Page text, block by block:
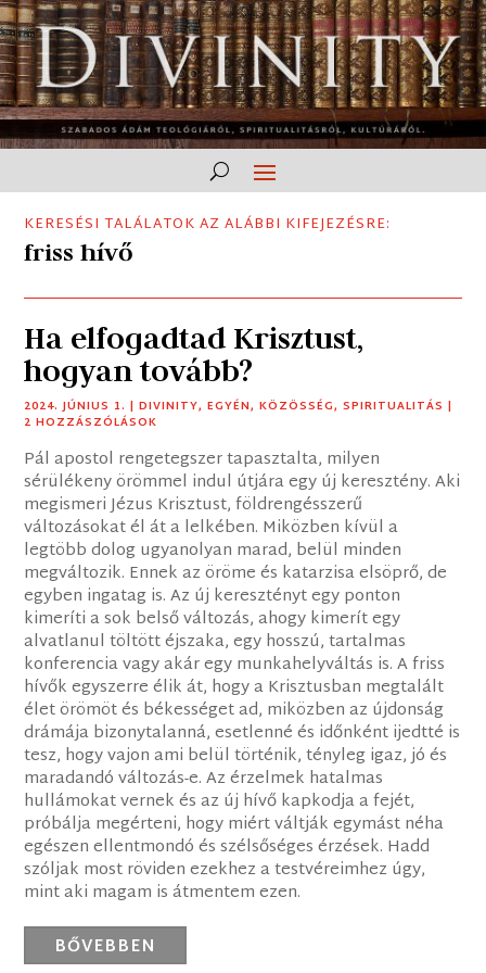
KERESÉSI TALÁLATOK AZ ALÁBBI KIFEJEZÉSRE:
friss hívő
Ha elfogadtad Krisztust,
hogyan tovább?
2024. JÚNIUS 1. |DIVINITY,EGYÉN,KÖZÖSSÉG,SPIRITUALITÁS |
2 HOZZÁSZÓLÁSOK
Pál apostol rengetegszer tapasztalta, milyen
sérülékeny örömmel indul útjára egy új keresztény. Aki
megismeri Jézus Krisztust, földrengésszerű
változásokat él át a lelkében. Miközben kívül a
legtöbb dolog ugyanolyan marad, belül minden
megváltozik. Ennek az öröme és katarzisa elsöprő, de
egyben ingatag is. Az új keresztényt egy ponton
kimeríti a sok belső változás, ahogy kimerít egy
alvatlanul töltött éjszaka, egy hosszú, tartalmas
konferencia vagy akár egy munkahelyváltás is. A friss
hívők egyszerre élik át, hogy a Krisztusban megtalált
élet örömöt és békességet ad, miközben az újdonság
drámája bizonytalanná, esetlenné és időnként ijedtté is
tesz, hogy vajon ami belül történik, tényleg igaz, jó és
maradandó változás-e. Az érzelmek hatalmas
hullámokat vernek és az új hívő kapkodja a fejét,
próbálja megérteni, hogy miért váltják egymást néha
egészen ellentmondó és szélsőséges érzések. Hadd
szóljak most röviden ezekhez a testvéreimhez úgy,
mint aki magam is átmentem ezen.
BŐVEBBEN